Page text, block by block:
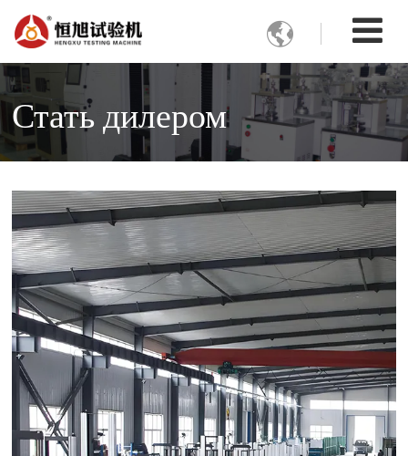

Стать дилером